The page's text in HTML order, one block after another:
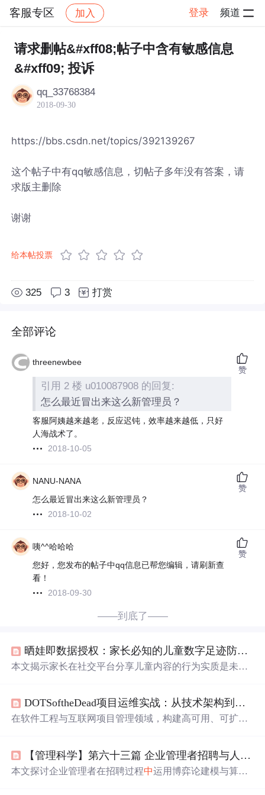
客服专区 加入 登录 频道
社区 客服专区 帖子详情
请求删帖&#xff08;帖子中含有敏感信息
&#xff09; 投诉
qq_33768384
2018-09-30
https://bbs.csdn.net/topics/392139267
这个帖子中有qq敏感信息，切帖子多年没有答案，请
求版主删除
谢谢
给本帖投票
325 3 打赏
全部评论
threenewbee
引用 2 楼 u010087908 的回复:
怎么最近冒出来这么新管理员？
客服阿姨越来越老，反应迟钝，效率越来越低，只好
人海战术了。
2018-10-05
赞
NANU-NANA
怎么最近冒出来这么新管理员？
2018-10-02
赞
咦^^哈哈哈
您好，您发布的帖子中qq信息已帮您编辑，请刷新查
看！
2018-09-30
赞
——到底了——
晒娃即数据授权：家长必知的儿童数字足迹防护指南
本文揭示家长在社交平台分享儿童内容的行为实质是未经
练集的数据生命周期迁移、三大认知陷阱及技术防御不对
称性，并提出七步实操防护体系，涵盖数字足迹审计、三
护儿童数据主权。
DOTSoftheDead项目运维实战：从技术架构到社群管理的系统性解决方案
在软件工程与互联网项目管理领域，构建高可用、可扩展
段，实现资源动态调配与故障快速隔离。这套体系的技术
价值在于能有效应对突发流量、提升系统韧性，并降低运
【管理科学】第六十三篇 企业管理者招聘与人才博弈战略02
本文探讨企业管理者在招聘过程中运用博弈论建模与算法